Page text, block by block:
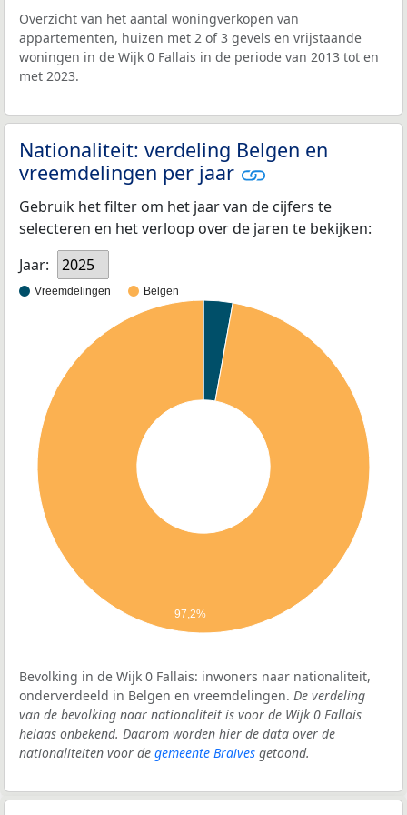
Overzicht van het aantal woningverkopen van
appartementen, huizen met 2 of 3 gevels en vrijstaande
woningen in de Wijk 0 Fallais in de periode van 2013 tot en
met 2023.
Nationaliteit: verdeling Belgen en
vreemdelingen per jaar
Gebruik het filter om het jaar van de cijfers te
selecteren en het verloop over de jaren te bekijken:
Jaar:
2025
Vreemdelingen Belgen
97,2%
Bevolking in de Wijk 0 Fallais: inwoners naar nationaliteit,
onderverdeeld in Belgen en vreemdelingen. De verdeling
van de bevolking naar nationaliteit is voor de Wijk 0 Fallais
helaas onbekend. Daarom worden hier de data over de
nationaliteiten voor de gemeente Braives getoond.